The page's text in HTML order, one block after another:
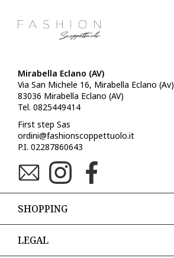
Mirabella Eclano (AV)
Via San Michele 16, Mirabella Eclano (Av)
83036 Mirabella Eclano (AV)
Tel. 0825449414
First step Sas
ordini@fashionscoppettuolo.it
P.I. 02287860643
SHOPPING
LEGAL